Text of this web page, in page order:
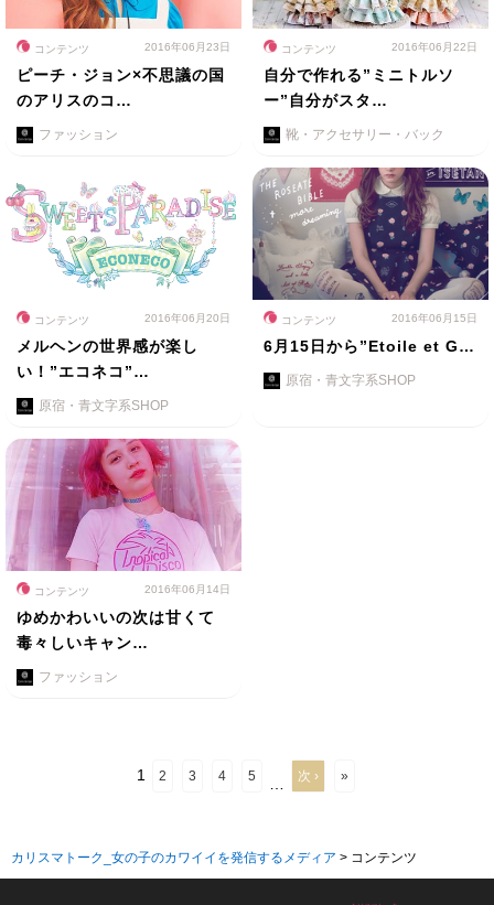
コンテンツ 2016年06月23日
ピーチ・ジョン×不思議の国
のアリスのコ…
ファッション
コンテンツ 2016年06月22日
自分で作れる”ミニトルソ
ー”自分がスタ…
靴・アクセサリー・バック
コンテンツ 2016年06月20日
メルヘンの世界感が楽し
い！”エコネコ”…
原宿・青文字系SHOP
コンテンツ 2016年06月15日
6月15日から”Etoile et G…
原宿・青文字系SHOP
コンテンツ 2016年06月14日
ゆめかわいいの次は甘くて
毒々しいキャン…
ファッション
1 2 3 4 5 次 › »
カリスマトーク_女の子のカワイイを発信するメディア > コンテンツ